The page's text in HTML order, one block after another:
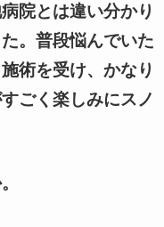
院とは違い分かり
。普段悩んでいた
術を受け、かなり
ごく楽しみにスノ